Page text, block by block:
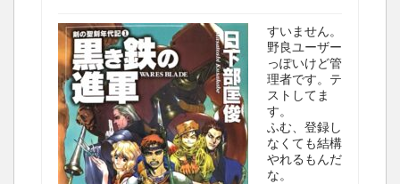
すいません。
野良ユーザー
っぽいけど管
理者です。テ
ストしてま
す。
ふむ、登録し
なくても結構
やれるもんだ
な。